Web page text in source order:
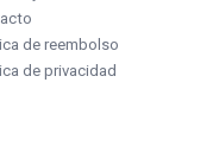
de reembolso
de privacidad